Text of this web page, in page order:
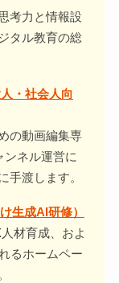
考力と情報設
タル教育の総
・社会人向
の動画編集専
ンネル運営に
手渡します。
生成AI研修）
材育成、およ
るホームペー